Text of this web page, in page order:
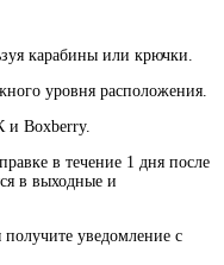
карабины или крючки.
уровня расположения.
Boxberry.
в течение 1 дня после
в выходные и
получите уведомление с